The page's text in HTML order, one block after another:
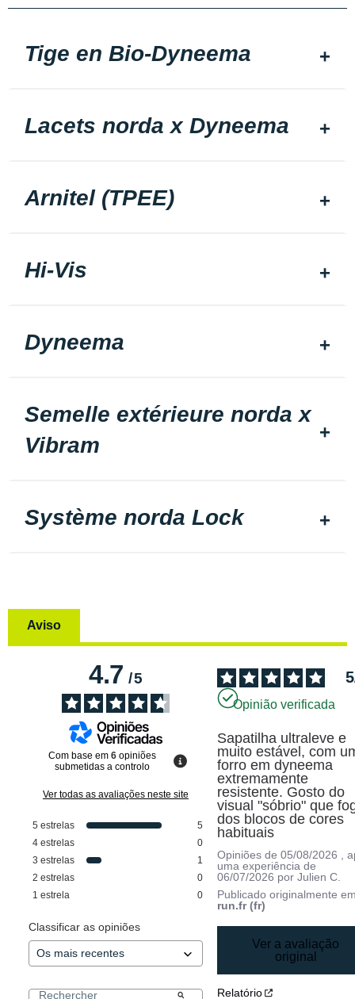
Tige en Bio-Dyneema
Lacets norda x Dyneema
Arnitel (TPEE)
Hi-Vis
Dyneema
Semelle extérieure norda x
Vibram
Système norda Lock
Aviso
4.7/5
Com base em 6 opiniões
submetidas a controlo
Ver todas as avaliações neste site
5 estrelas
5
4 estrelas
0
3 estrelas
1
2 estrelas
0
1 estrela 0
Classificar as opiniões
5
Opinião verificada
Sapatilha ultraleve e
muito estável, com
forro em dyneema
extremamente
resistente. Gosto do
visual "sóbrio" que
dos blocos de cores
habituais
Opiniões de05/08/2026
,
uma experiência de
06/07/2026 porJulien C.
Publicado originalmente
run.fr (fr)
Ver a avaliação
original
Relatório